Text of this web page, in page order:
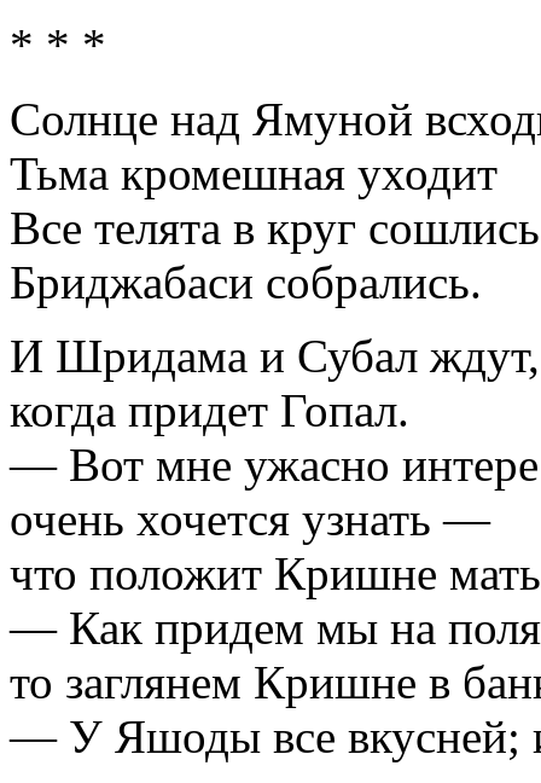
* * *
Солнце над Ямуной
Тьма кромешная уходит
Все телята в круг
Бриджабаси собрались.
И Шридама и Субал ждут,
когда придет Гопал.
— Вот мне ужасно
очень хочется узнать —
что положит Кришне
— Как придем мы на
то заглянем Кришне в
— У Яшоды все вкусней;